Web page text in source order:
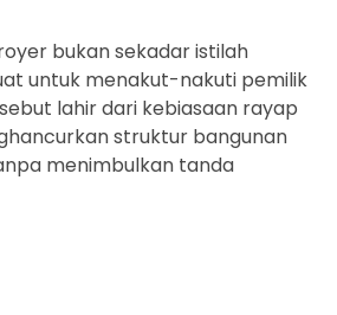
bukan sekadar istilah
untuk menakut-nakuti pemilik
lahir dari kebiasaan rayap
struktur bangunan
menimbulkan tanda